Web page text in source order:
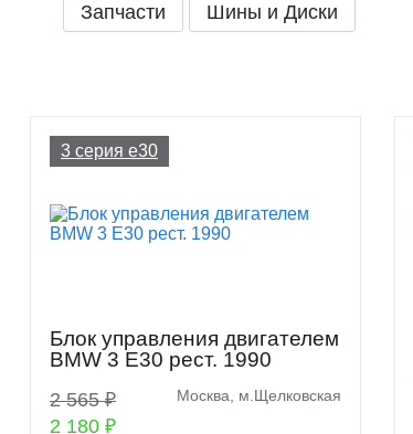
Запчасти Шины и Диски
3 серия e30
Блок управления двигателем
BMW 3 E30 рест. 1990
Москва, м.Щелковская
2 565 ₽
2 180 ₽